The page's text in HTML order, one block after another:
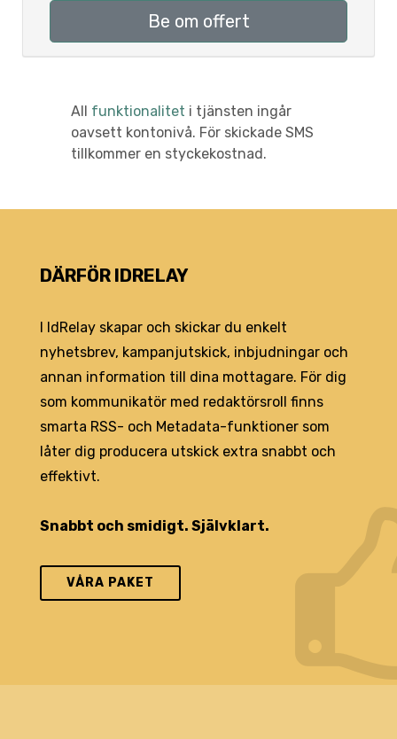
Be om offert
All funktionalitet i tjänsten ingår
oavsett kontonivå. För skickade SMS
tillkommer en styckekostnad.
DÄRFÖR IDRELAY
I IdRelay skapar och skickar du enkelt
nyhetsbrev, kampanjutskick, inbjudningar och
annan information till dina mottagare. För dig
som kommunikatör med redaktörsroll finns
smarta RSS- och Metadata-funktioner som
låter dig producera utskick extra snabbt och
effektivt.
Snabbt och smidigt. Självklart.
VÅRA PAKET